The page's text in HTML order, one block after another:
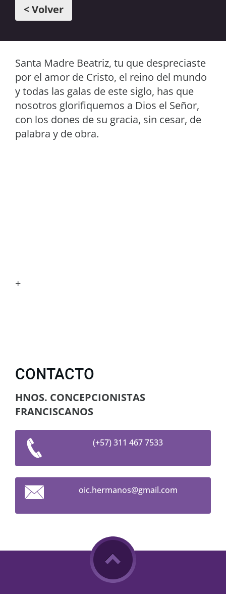
< Volver
Santa Madre Beatriz, tu que despreciaste
por el amor de Cristo, el reino del mundo
y todas las galas de este siglo, has que
nosotros glorifiquemos a Dios el Señor,
con los dones de su gracia, sin cesar, de
palabra y de obra.
+
CONTACTO
HNOS. CONCEPCIONISTAS
FRANCISCANOS
(+57) 311 467 7533
oic.hermanos@gmail.com